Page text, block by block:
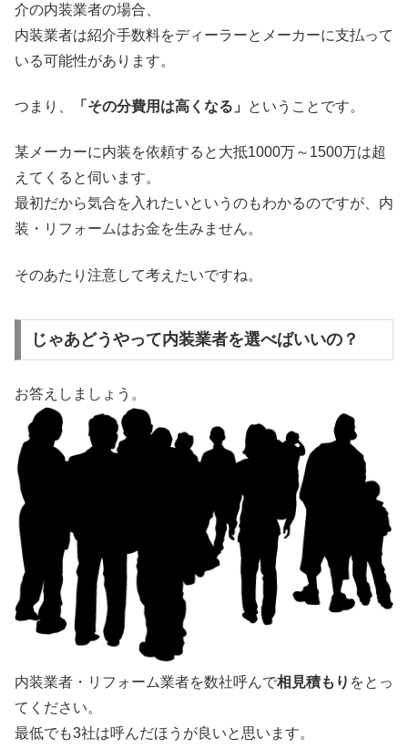
介の内装業者の場合、
内装業者は紹介手数料をディーラーとメーカーに支払って
いる可能性があります。
つまり、 「その分費用は高くなる」 ということです。
某メーカーに内装を依頼すると大抵1000万～1500万は超
えてくると伺います。
最初だから気合を入れたいというのもわかるのですが、内
装・リフォームはお金を生みません。
そのあたり注意して考えたいですね。
じゃあどうやって内装業者を選べばいいの？
お答えしましょう。
内装業者・リフォーム業者を数社呼んで相見積もり をとっ
てください。
最低でも3社は呼んだほうが良いと思います。